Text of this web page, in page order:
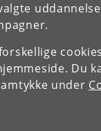
Du
under